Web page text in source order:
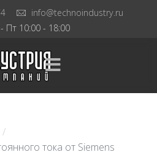
info@technoindustry.ru
Пт 10:00 - 18:00
/
тока от Siemens